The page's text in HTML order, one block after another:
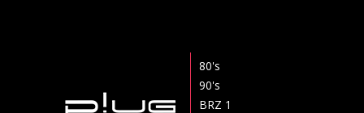
80's
90's
BRZ 1